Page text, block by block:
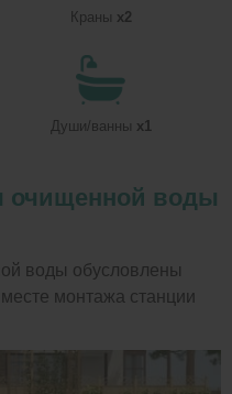
Краны x2
Души/ванны x1
очищенной воды
воды обусловлены
монтажа станции